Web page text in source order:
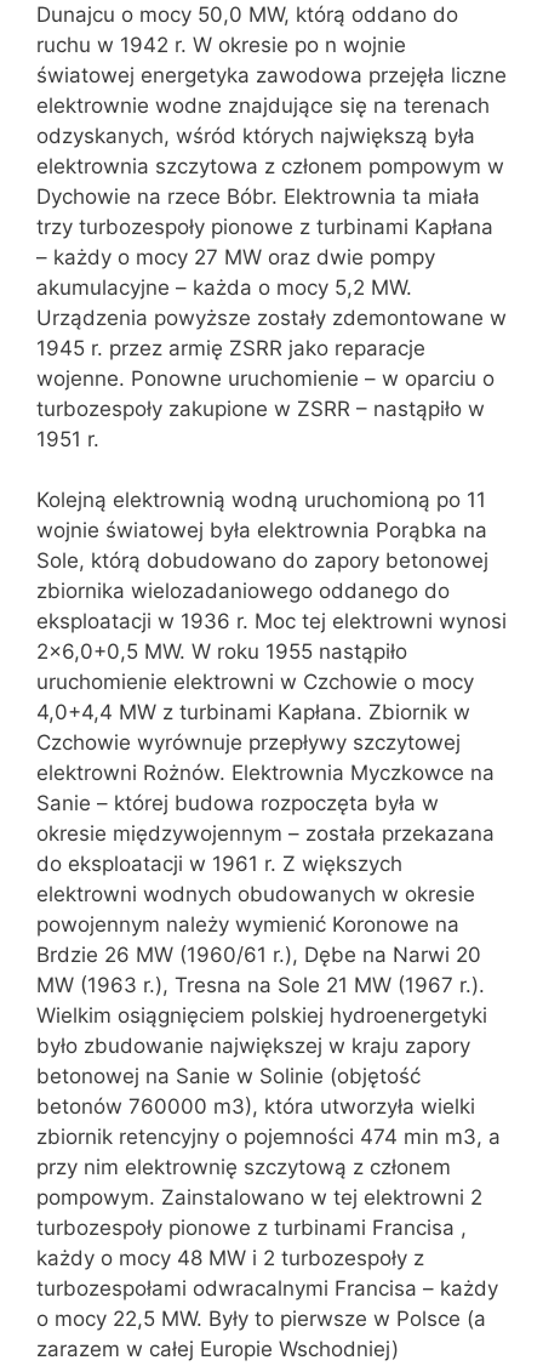
Dunajcu o mocy 50,0 MW, którą oddano do
ruchu w 1942 r. W okresie po n wojnie
światowej energetyka zawodowa przejęła liczne
elektrownie wodne znajdujące się na terenach
odzyskanych, wśród których największą była
elektrownia szczytowa z członem pompowym w
Dychowie na rzece Bóbr. Elektrownia ta miała
trzy turbozespoły pionowe z turbinami Kapłana
– każdy o mocy 27 MW oraz dwie pompy
akumulacyjne – każda o mocy 5,2 MW.
Urządzenia powyższe zostały zdemontowane w
1945 r. przez armię ZSRR jako reparacje
wojenne. Ponowne uruchomienie – w oparciu o
turbozespoły zakupione w ZSRR – nastąpiło w
1951 r.
Kolejną elektrownią wodną uruchomioną po 11
wojnie światowej była elektrownia Porąbka na
Sole, którą dobudowano do zapory betonowej
zbiornika wielozadaniowego oddanego do
eksploatacji w 1936 r. Moc tej elektrowni wynosi
2×6,0+0,5 MW. W roku 1955 nastąpiło
uruchomienie elektrowni w Czchowie o mocy
4,0+4,4 MW z turbinami Kapłana. Zbiornik w
Czchowie wyrównuje przepływy szczytowej
elektrowni Rożnów. Elektrownia Myczkowce na
Sanie – której budowa rozpoczęta była w
okresie międzywojennym – została przekazana
do eksploatacji w 1961 r. Z większych
elektrowni wodnych obudowanych w okresie
powojennym należy wymienić Koronowe na
Brdzie 26 MW (1960/61 r.), Dębe na Narwi 20
MW (1963 r.), Tresna na Sole 21 MW (1967 r.).
Wielkim osiągnięciem polskiej hydroenergetyki
było zbudowanie największej w kraju zapory
betonowej na Sanie w Solinie (objętość
betonów 760000 m3), która utworzyła wielki
zbiornik retencyjny o pojemności 474 min m3, a
przy nim elektrownię szczytową z członem
pompowym. Zainstalowano w tej elektrowni 2
turbozespoły pionowe z turbinami Francisa ,
każdy o mocy 48 MW i 2 turbozespoły z
turbozespołami odwracalnymi Francisa – każdy
o mocy 22,5 MW. Były to pierwsze w Polsce (a
zarazem w całej Europie Wschodniej)